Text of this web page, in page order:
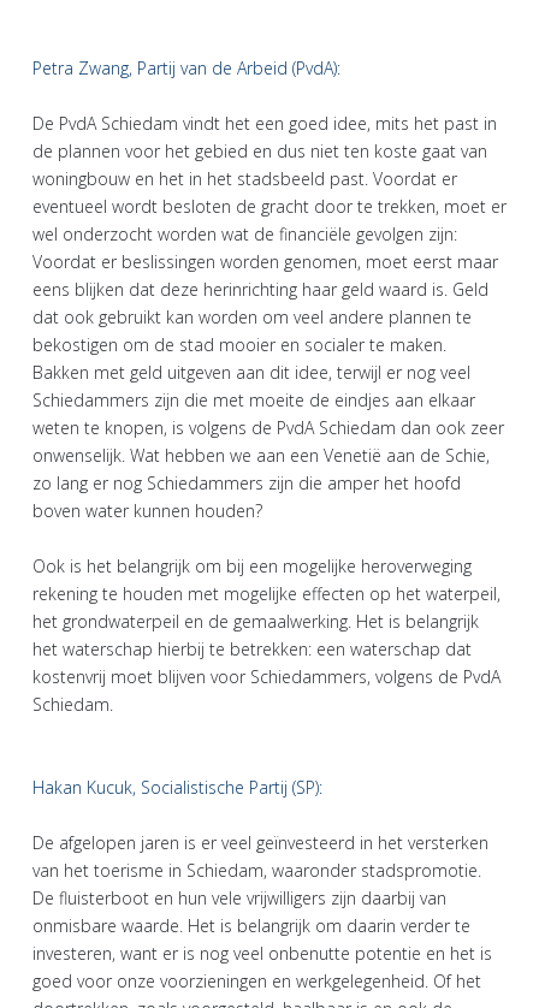
Petra Zwang, Partij van de Arbeid (PvdA):
De PvdA Schiedam vindt het een goed idee, mits het past in
de plannen voor het gebied en dus niet ten koste gaat van
woningbouw en het in het stadsbeeld past. Voordat er
eventueel wordt besloten de gracht door te trekken, moet er
wel onderzocht worden wat de financiële gevolgen zijn:
Voordat er beslissingen worden genomen, moet eerst maar
eens blijken dat deze herinrichting haar geld waard is. Geld
dat ook gebruikt kan worden om veel andere plannen te
bekostigen om de stad mooier en socialer te maken.
Bakken met geld uitgeven aan dit idee, terwijl er nog veel
Schiedammers zijn die met moeite de eindjes aan elkaar
weten te knopen, is volgens de PvdA Schiedam dan ook zeer
onwenselijk. Wat hebben we aan een Venetië aan de Schie,
zo lang er nog Schiedammers zijn die amper het hoofd
boven water kunnen houden?
Ook is het belangrijk om bij een mogelijke heroverweging
rekening te houden met mogelijke effecten op het waterpeil,
het grondwaterpeil en de gemaalwerking. Het is belangrijk
het waterschap hierbij te betrekken: een waterschap dat
kostenvrij moet blijven voor Schiedammers, volgens de PvdA
Schiedam.
Hakan Kucuk, Socialistische Partij (SP):
De afgelopen jaren is er veel geïnvesteerd in het versterken
van het toerisme in Schiedam, waaronder stadspromotie.
De fluisterboot en hun vele vrijwilligers zijn daarbij van
onmisbare waarde. Het is belangrijk om daarin verder te
investeren, want er is nog veel onbenutte potentie en het is
goed voor onze voorzieningen en werkgelegenheid. Of het